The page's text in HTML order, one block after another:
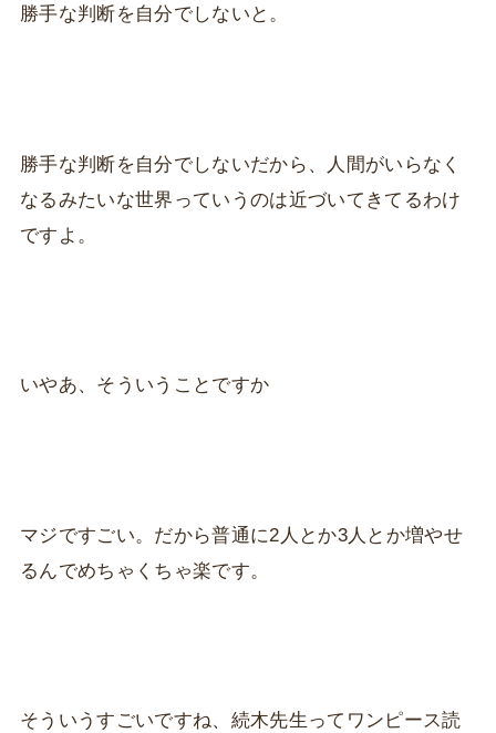
勝手な判断を自分でしないと。
勝手な判断を自分でしないだから、人間がいらなく
なるみたいな世界っていうのは近づいてきてるわけ
ですよ。
いやあ、そういうことですか
マジですごい。だから普通に2人とか3人とか増やせ
るんでめちゃくちゃ楽です。
そういうすごいですね、続木先生ってワンピース読